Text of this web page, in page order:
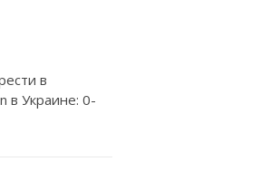
в
в Украине: 0-